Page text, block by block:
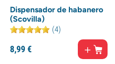
Dispensador de habanero
(Scovilla)
(4)
8,99€